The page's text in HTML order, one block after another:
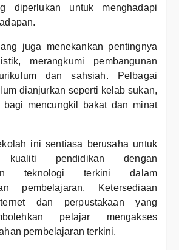
diperlukan untuk menghadapi
juga menekankan pentingnya
merangkumi pembangunan
dan sahsiah. Pelbagai
dianjurkan seperti kelab sukan,
mencungkil bakat dan minat
ini sentiasa berusaha untuk
kualiti pendidikan dengan
teknologi terkini dalam
pembelajaran. Ketersediaan
dan perpustakaan yang
pelajar mengakses
pembelajaran terkini.